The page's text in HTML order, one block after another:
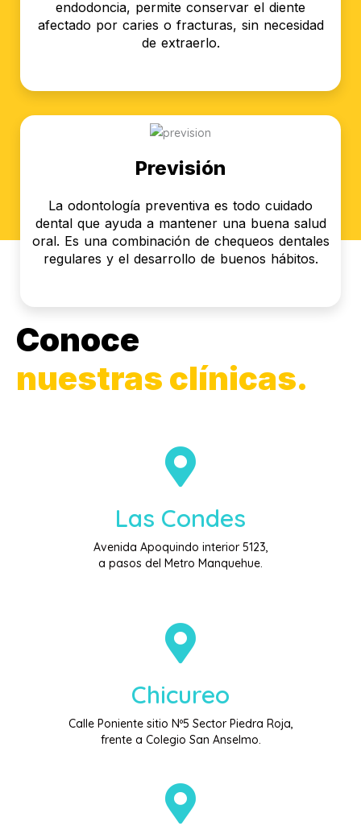
endodoncia, permite conservar el diente
afectado por caries o fracturas, sin necesidad
de extraerlo.
Previsión
La odontología preventiva es todo cuidado
dental que ayuda a mantener una buena salud
oral. Es una combinación de chequeos dentales
regulares y el desarrollo de buenos hábitos.
Conoce
nuestras clínicas.
Las Condes
Avenida Apoquindo interior 5123,
a pasos del Metro Manquehue.
Chicureo
Calle Poniente sitio Nº5 Sector Piedra Roja,
frente a Colegio San Anselmo.